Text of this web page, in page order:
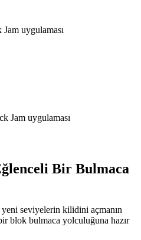
uygulaması
Jam uygulaması
Bir Bulmaca
yeni seviyelerin kilidini açmanın
blok bulmaca yolculuğuna hazır